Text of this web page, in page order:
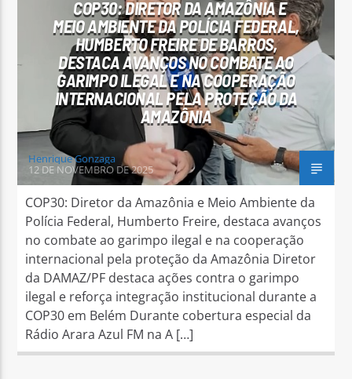
Arara Azul FM
COP30: DIRETOR DA AMAZÔNIA E
MEIO AMBIENTE DA POLÍCIA FEDERAL,
HUMBERTO FREIRE DE BARROS,
DESTACA AVANÇOS NO COMBATE AO
GARIMPO ILEGAL E NA COOPERAÇÃO
INTERNACIONAL PELA PROTEÇÃO DA
AMAZÔNIA
Henrique Gonzaga
12 DE NOVEMBRO DE 2025
COP30: Diretor da Amazônia e Meio Ambiente da
Polícia Federal, Humberto Freire, destaca avanços
no combate ao garimpo ilegal e na cooperação
internacional pela proteção da Amazônia Diretor
da DAMAZ/PF destaca ações contra o garimpo
ilegal e reforça integração institucional durante a
COP30 em Belém Durante cobertura especial da
Rádio Arara Azul FM na A […]